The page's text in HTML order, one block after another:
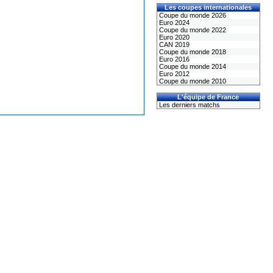
Les coupes internationales
Coupe du monde 2026
Euro 2024
Coupe du monde 2022
Euro 2020
CAN 2019
Coupe du monde 2018
Euro 2016
Coupe du monde 2014
Euro 2012
Coupe du monde 2010
L'équipe de France
Les derniers matchs